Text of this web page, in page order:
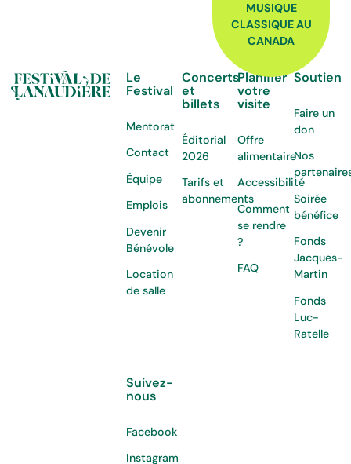
MUSIQUE
CLASSIQUE AU
CANADA
Le
Festival
Mentorat
Contact
Équipe
Emplois
Devenir
Bénévole
Location
de salle
Concerts
et
billets
Éditorial
2026
Tarifs et
abonnements
Planifier
votre
visite
Offre
alimentaire
Accessibilité
Comment
se rendre
?
FAQ
Soutien
Faire un
don
Nos
Soirée
bénéfice
Fonds
Jacques-
Martin
Fonds
Luc-
Ratelle
Suivez-
nous
Facebook
Instagram